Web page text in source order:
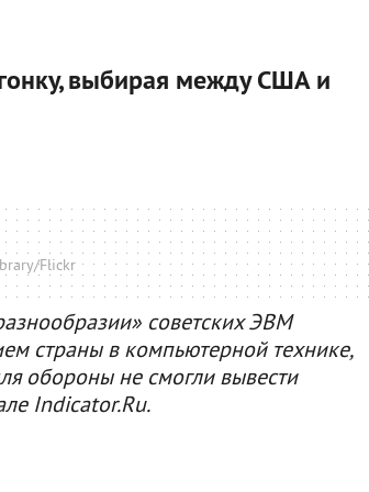
выбирая между США и
Flickr
советских ЭВМ
страны в компьютерной технике,
обороны не смогли вывести
Indicator.Ru.